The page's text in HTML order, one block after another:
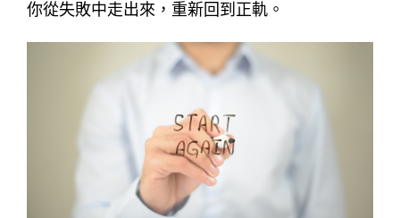
你從失敗中走出來，重新回到正軌。